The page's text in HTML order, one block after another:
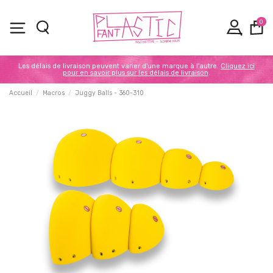
0
Les délais de livraison peuvent varier d'une marque à l'autre. Cliquez ici
pour en savoir plus sur les délais de livraison.
Accueil Macros Juggy Balls - 360-310